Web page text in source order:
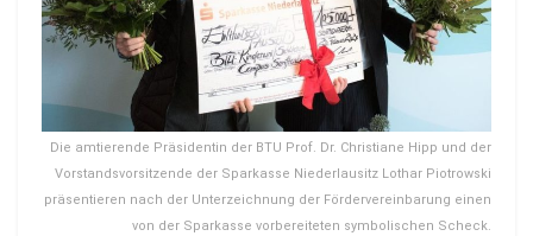
Die amtierende Präsidentin der BTU Prof. Dr. Christiane Hipp und der
Vorstandsvorsitzende der Sparkasse Niederlausitz Lothar Piotrowski
präsentieren nach der Unterzeichnung der Fördervereinbarung einen
von der Sparkasse vorbereiteten symbolischen Scheck.